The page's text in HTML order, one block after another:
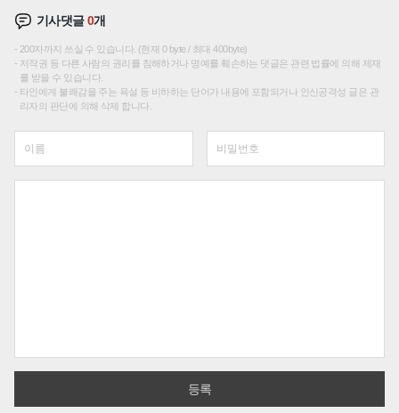
기사댓글0개
200자까지 쓰실 수 있습니다. (현재 0 byte / 최대 400byte)
저작권 등 다른 사람의 권리를 침해하거나 명예를 훼손하는 댓글은 관련 법률에 의해 제재
를 받을 수 있습니다.
타인에게 불쾌감을 주는 욕설 등 비하하는 단어가 내용에 포함되거나 인신공격성 글은 관
리자의 판단에 의해 삭제 합니다.